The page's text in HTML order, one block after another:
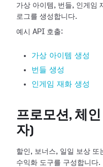
가상 아이템, 번들, 인게임
로그를 생성합니다.
예시 API 호출:
가상 아이템 생성
번들 생성
인게임 재화 생성
프로모션, 체
자)
할인, 보너스, 일일 보상 또
수익화 도구를 구성합니다.